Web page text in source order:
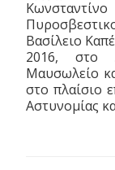
Βασίλειο
2016, στο
Μαυσωλείο
στο πλαίσιο
Αστυνομίας